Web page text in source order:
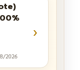
2026
›